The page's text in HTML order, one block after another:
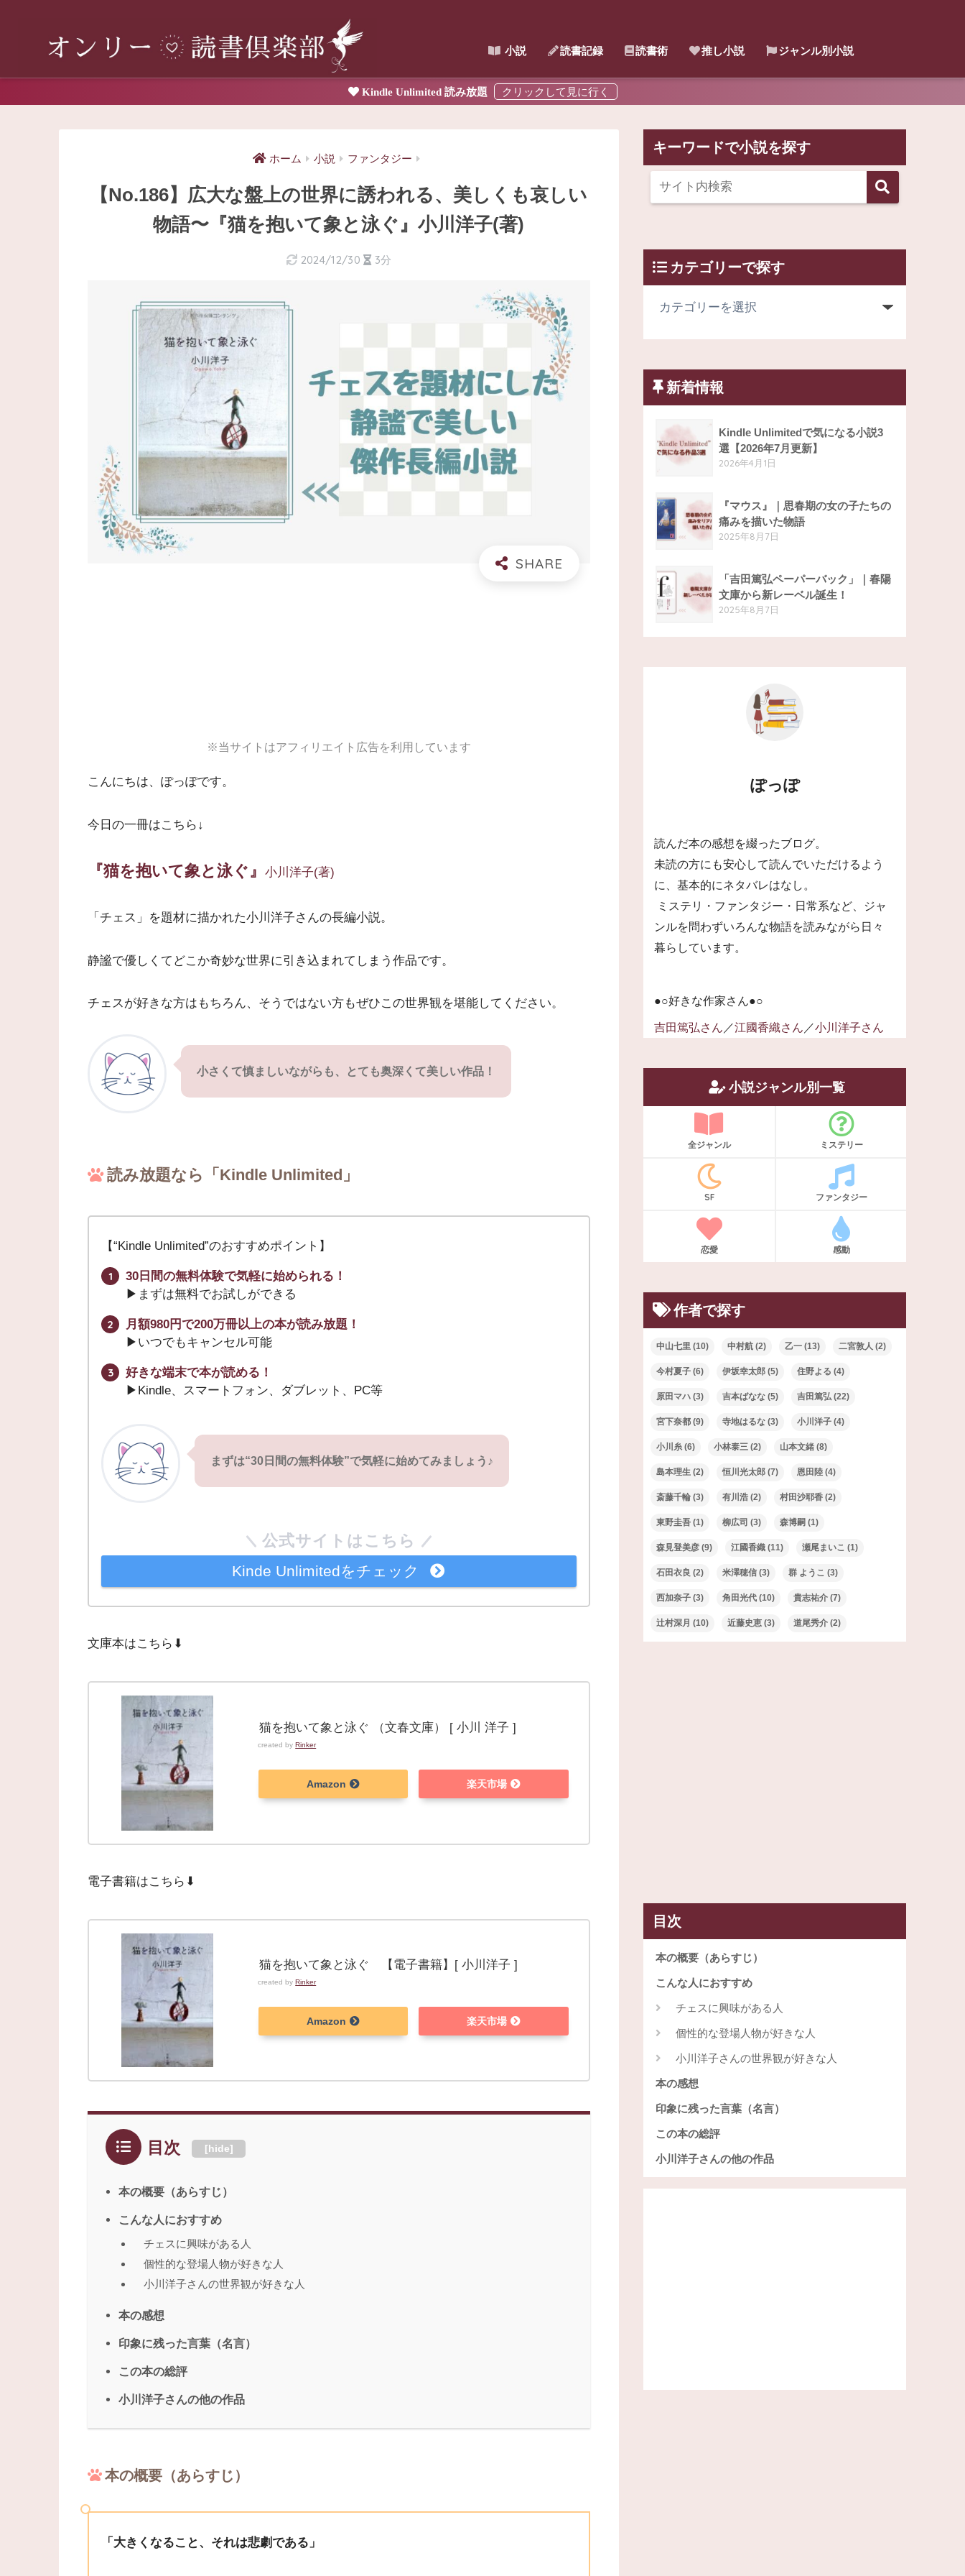
小説 読書記録 読書術 推し小説 ジャンル別小説
Kindle Unlimited 読み放題
ホーム 小説 ファンタジー
【No.186】広大な盤上の世界に誘われる、美しくも哀しい
物語〜『猫を抱いて象と泳ぐ』小川洋子(著)
2024/12/30 3分
※当サイトはアフィリエイト広告を利用しています
こんにちは、ぽっぽです。
今日の一冊はこちら↓
『猫を抱いて象と泳ぐ』 小川洋子(著)
「チェス」を題材に描かれた小川洋子さんの長編小説。
静謐で優しくてどこか奇妙な世界に引き込まれてしまう作品です。
チェスが好きな方はもちろん、そうではない方もぜひこの世界観を堪能してください。
小さくて慎ましいながらも、とても奥深くて美しい作品！
読み放題なら「Kindle Unlimited」
【“Kindle Unlimited”のおすすめポイント】
30日間の無料体験で気軽に始められる！
▶︎まずは無料でお試しができる
月額980円で200万冊以上の本が読み放題！
▶︎いつでもキャンセル可能
好きな端末で本が読める！
▶︎Kindle、スマートフォン、ダブレット、PC等
まずは“30日間の無料体験”で気軽に始めてみましょう♪
公式サイトはこちら
Kinde Unlimitedをチェック
文庫本はこちら⬇︎
猫を抱いて象と泳ぐ （文春文庫） [ 小川 洋子 ]
created by Rinker
Amazon 楽天市場
電子書籍はこちら⬇︎
猫を抱いて象と泳ぐ 【電子書籍】[ 小川洋子 ]
created by Rinker
Amazon 楽天市場
目次 [hide]
本の概要（あらすじ）
こんな人におすすめ
チェスに興味がある人
個性的な登場人物が好きな人
小川洋子さんの世界観が好きな人
本の感想
印象に残った言葉（名言）
この本の総評
小川洋子さんの他の作品
本の概要（あらすじ）
「大きくなること、それは悲劇である」
キーワードで小説を探す
カテゴリーで探す
新着情報
Kindle Unlimitedで気になる小説3
選【2026年7月更新】
2026年4月1日
『マウス』｜思春期の女の子たちの
痛みを描いた物語
2025年8月7日
「吉田篤弘ペーパーバック」｜春陽
文庫から新レーベル誕生！
2025年8月7日
ぽっぽ
読んだ本の感想を綴ったブログ。
未読の方にも安心して読んでいただけるよう
に、基本的にネタバレはなし。
ミステリ・ファンタジー・日常系など、ジャ
ンルを問わずいろんな物語を読みながら日々
暮らしています。
●○好きな作家さん●○
吉田篤弘さん ／江國香織さん ／小川洋子さん
小説ジャンル別一覧
全ジャンル ミステリー
SF ファンタジー
恋愛 感動
作者で探す
中山七里 (10) 中村航 (2) 乙一 (13) 二宮敦人 (2)
今村夏子 (6) 伊坂幸太郎 (5) 住野よる (4)
原田マハ (3) 吉本ばなな (5) 吉田篤弘 (22)
宮下奈都 (9) 寺地はるな (3) 小川洋子 (4)
小川糸 (6) 小林泰三 (2) 山本文緒 (8)
島本理生 (2) 恒川光太郎 (7) 恩田陸 (4)
斎藤千輪 (3) 有川浩 (2) 村田沙耶香 (2)
東野圭吾 (1) 柳広司 (3) 森博嗣 (1)
森見登美彦 (9) 江國香織 (11) 瀬尾まいこ (1)
石田衣良 (2) 米澤穂信 (3) 群 ようこ (3)
西加奈子 (3) 角田光代 (10) 貴志祐介 (7)
辻村深月 (10) 近藤史恵 (3) 道尾秀介 (2)
目次
本の概要（あらすじ）
こんな人におすすめ
チェスに興味がある人
個性的な登場人物が好きな人
小川洋子さんの世界観が好きな人
本の感想
印象に残った言葉（名言）
この本の総評
小川洋子さんの他の作品